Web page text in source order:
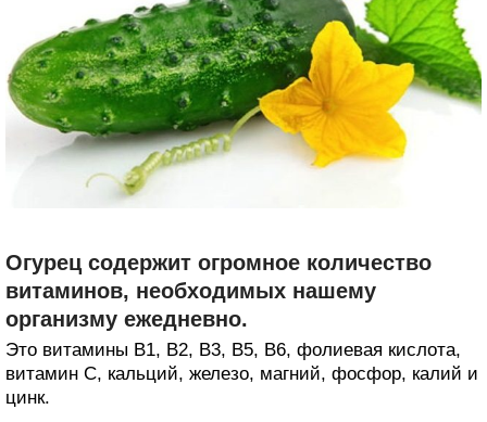
Огурец содержит огромное количество
витаминов, необходимых нашему
организму ежедневно.
Это витамины В1, В2, В3, В5, В6, фолиевая кислота,
витамин С, кальций, железо, магний, фосфор, калий и
цинк.